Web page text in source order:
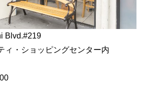
Blvd.#219
ィ・ショッピングセンター内